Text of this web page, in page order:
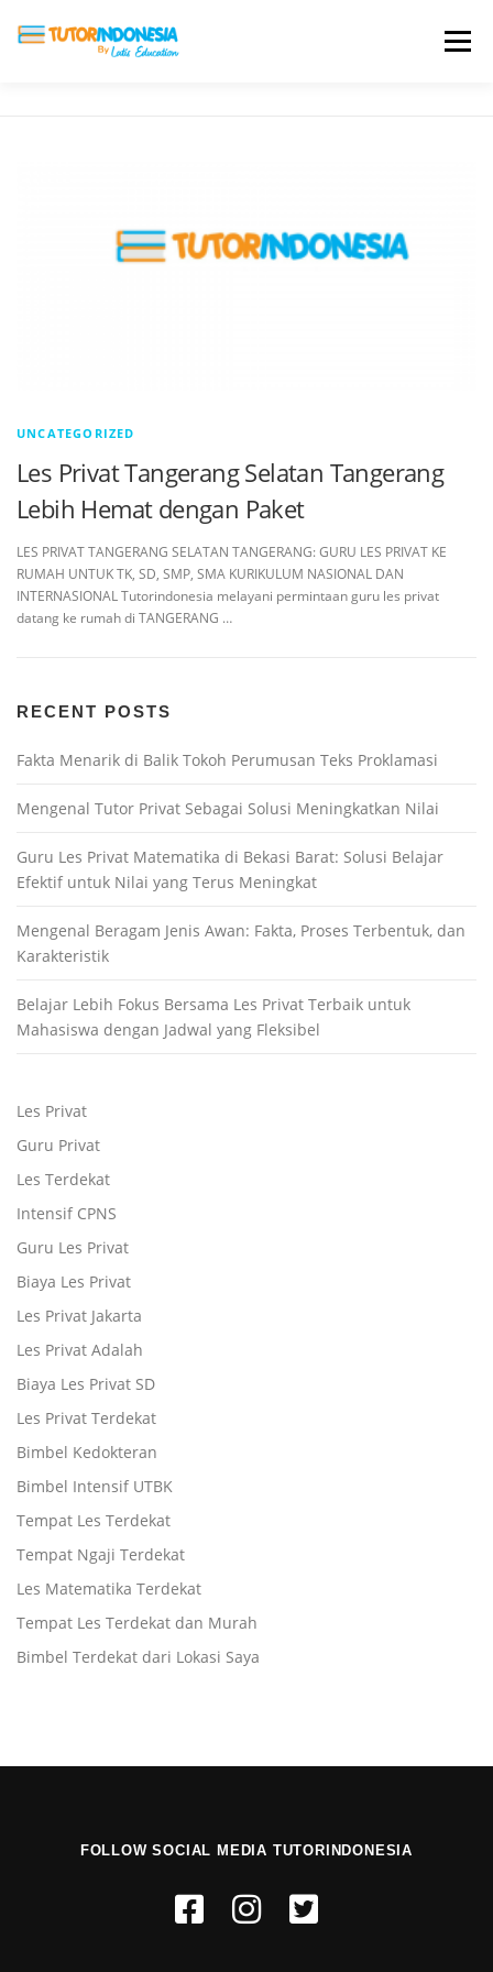
Menu
UNCATEGORIZED
Les Privat Tangerang Selatan Tangerang
Lebih Hemat dengan Paket
LES PRIVAT TANGERANG SELATAN TANGERANG: GURU LES PRIVAT KE
RUMAH UNTUK TK, SD, SMP, SMA KURIKULUM NASIONAL DAN
INTERNASIONAL Tutorindonesia melayani permintaan guru les privat
datang ke rumah di TANGERANG …
RECENT POSTS
Fakta Menarik di Balik Tokoh Perumusan Teks Proklamasi
Mengenal Tutor Privat Sebagai Solusi Meningkatkan Nilai
Guru Les Privat Matematika di Bekasi Barat: Solusi Belajar
Efektif untuk Nilai yang Terus Meningkat
Mengenal Beragam Jenis Awan: Fakta, Proses Terbentuk, dan
Karakteristik
Belajar Lebih Fokus Bersama Les Privat Terbaik untuk
Mahasiswa dengan Jadwal yang Fleksibel
Les Privat
Guru Privat
Les Terdekat
Intensif CPNS
Guru Les Privat
Biaya Les Privat
Les Privat Jakarta
Les Privat Adalah
Biaya Les Privat SD
Les Privat Terdekat
Bimbel Kedokteran
Bimbel Intensif UTBK
Tempat Les Terdekat
Tempat Ngaji Terdekat
Les Matematika Terdekat
Tempat Les Terdekat dan Murah
Bimbel Terdekat dari Lokasi Saya
FOLLOW SOCIAL MEDIA TUTORINDONESIA